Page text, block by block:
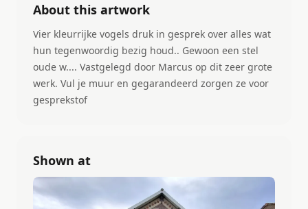
About this artwork
Vier kleurrijke vogels druk in gesprek over alles wat
hun tegenwoordig bezig houd.. Gewoon een stel
oude w.... Vastgelegd door Marcus op dit zeer grote
werk. Vul je muur en gegarandeerd zorgen ze voor
gesprekstof
Shown at